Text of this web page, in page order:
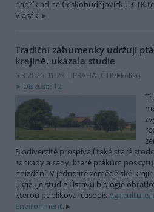
například na Českobudějovicku. ČTK
Vlasák.
Tradiční záhumenky udržují
krajině, ukázala studie
6.8.2026 01:23 | PRAHA (ČTK/Ekolist)
Diskuse: 12
Biodiverzitě prospívají také staré
zahrady a sady, které ptákům
hnízdění. V jednolité zemědělské
ukazuje studie Ústavu biologie
kterou publikoval časopisAgriculture,
Environment.